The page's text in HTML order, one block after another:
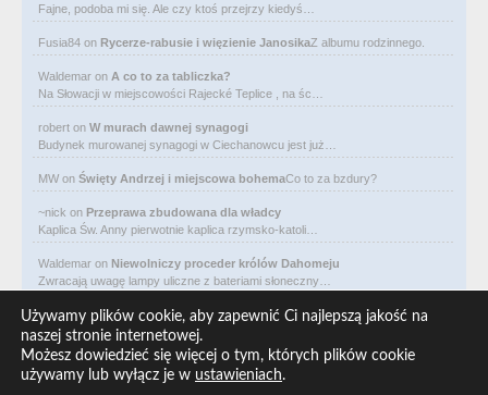
Fajne, podoba mi się. Ale czy ktoś przejrzy kiedyś…
Fusia84 on Rycerze-rabusie i więzienie JanosikaZ albumu rodzinnego.
Waldemar on A co to za tabliczka?
Na Słowacji w miejscowości Rajecké Teplice , na śc…
robert on W murach dawnej synagogi
Budynek murowanej synagogi w Ciechanowcu jest już…
MW on Święty Andrzej i miejscowa bohemaCo to za bzdury?
~nick on Przeprawa zbudowana dla władcy
Kaplica Św. Anny pierwotnie kaplica rzymsko-katoli…
Waldemar on Niewolniczy proceder królów Dahomeju
Zwracają uwagę lampy uliczne z bateriami słoneczny…
Waldemar on Adam Asnyk. Poeta z mojego miasta
CIEKAWOSTKA że pod banderą Malty pływa statek m/v…
Waldemar on
Historia na Wawelskim Wzgórzu
Michał Bogoria Skotnicki (1775–1808). Portret Mich…
Używamy plików cookie, aby zapewnić Ci najlepszą jakość na
naszej stronie internetowej.
Możesz dowiedzieć się więcej o tym, których plików cookie
używamy lub wyłącz je w ustawieniach.